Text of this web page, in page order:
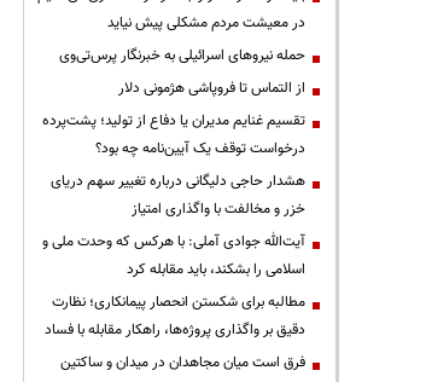
در معیشت مردم مشکلی پیش نیاید
حمله نیروهای اسرائیلی به خبرنگار پرس‌تی‌وی
از التماس تا فروپاشی هژمونی دلار
تقسیم غنایم مدیران یا دفاع از تولید؛ پشت‌پرده
درخواست توقف یک آیین‌نامه چه بود؟
هشدار حاجی دلیگانی درباره تغییر سهم دریای
خزر و مخالفت با واگذاری امتیاز
آیت‌الله جوادی آملی: با هرکس که وحدت ملی و
اسلامی را بشکند، باید مقابله کرد
مطالبه برای شکستن انحصار پیمانکاری؛ نظارت
دقیق بر واگذاری پروژه‌ها، راهکار مقابله با فساد
فرق است میان مجاهدان در میدان و ساکتین